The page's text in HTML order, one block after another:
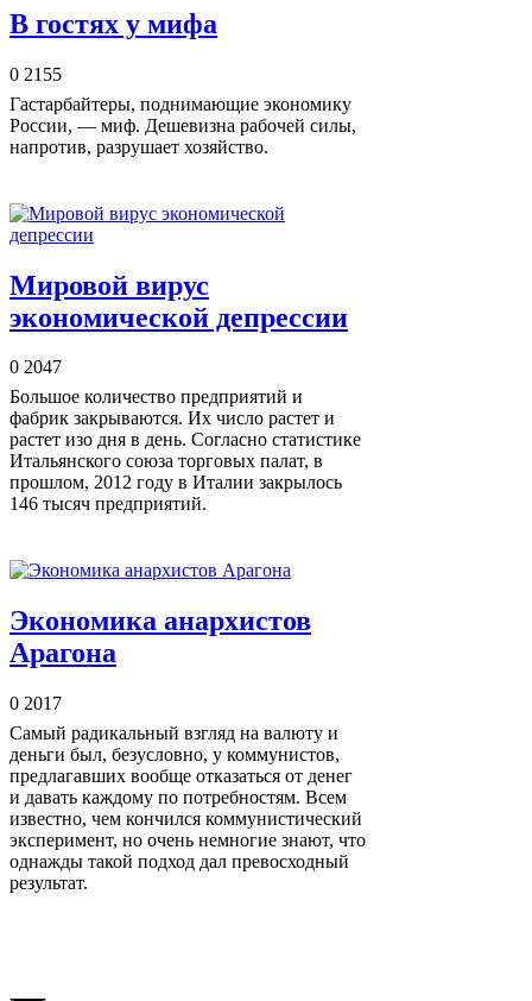
В гостях у мифа
0 2155
Гастарбайтеры, поднимающие экономику
России, — миф. Дешевизна рабочей силы,
напротив, разрушает хозяйство.
Мировой вирус
экономической депрессии
0 2047
Большое количество предприятий и
фабрик закрываются. Их число растет и
растет изо дня в день. Согласно статистике
Итальянского союза торговых палат, в
прошлом, 2012 году в Италии закрылось
146 тысяч предприятий.
Экономика анархистов
Арагона
0 2017
Самый радикальный взгляд на валюту и
деньги был, безусловно, у коммунистов,
предлагавших вообще отказаться от денег
и давать каждому по потребностям. Всем
известно, чем кончился коммунистический
эксперимент, но очень немногие знают, что
однажды такой подход дал превосходный
результат.